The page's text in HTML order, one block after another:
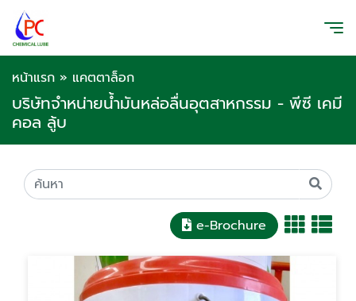
หน้าแรก » แคตตาล็อก
บริษัทจำหน่ายน้ำมันหล่อลื่นอุตสาหกรรม - พีซี เคมี
คอล ลู้บ
e-Brochure